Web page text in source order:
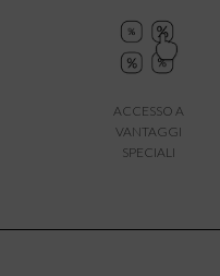
ACCESSO A
VANTAGGI
SPECIALI